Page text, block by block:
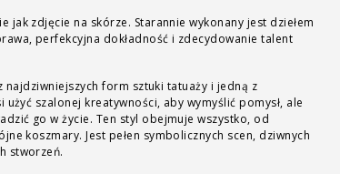
jak zdjęcie na skórze. Starannie wykonany jest dziełem
perfekcyjna dokładność i zdecydowanie talent
najdziwniejszych form sztuki tatuaży i jedną z
szalonej kreatywności, aby wymyślić pomysł, ale
go w życie. Ten styl obejmuje wszystko, od
koszmary. Jest pełen symbolicznych scen, dziwnych
stworzeń.